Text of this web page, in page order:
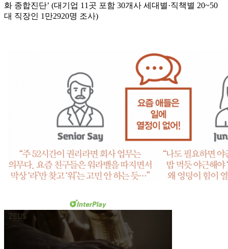
화 종합진단’ (대기업 11곳 포함 30개사 세대별·직책별 20~50
대 직장인 1만2920명 조사)